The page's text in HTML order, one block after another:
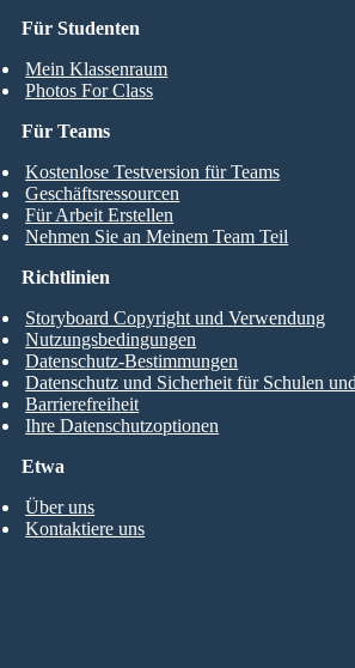
Für Studenten
Mein Klassenraum
Photos For Class
Für Teams
Kostenlose Testversion für Teams
Geschäftsressourcen
Für Arbeit Erstellen
Nehmen Sie an Meinem Team Teil
Etwa
Über uns
Kontaktiere uns
Richtlinien
Storyboard Copyright und Verwendung
Nutzungsbedingungen
Datenschutz-Bestimmungen
Datenschutz und Sicherheit für Schulen
Barrierefreiheit
Ihre Datenschutzoptionen